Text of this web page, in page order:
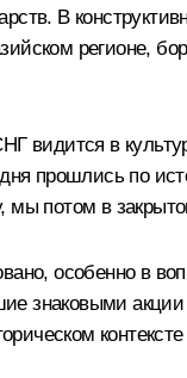
В
регионе,
в
прошлись по
потом в
особенно в
знаковыми